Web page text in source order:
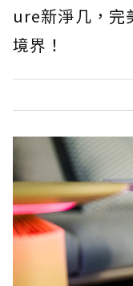
ure新淨几，完
境界！